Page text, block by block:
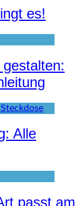
es!
Alle
passt am